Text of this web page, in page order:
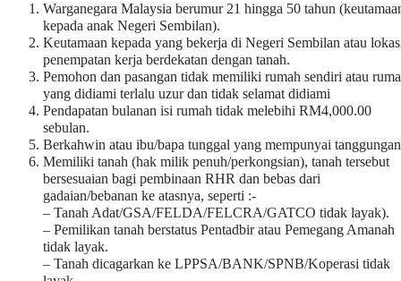
Warganegara Malaysia berumur 21 hingga 50 tahun
kepada anak Negeri Sembilan).
Keutamaan kepada yang bekerja di Negeri Sembilan atau
penempatan kerja berdekatan dengan tanah.
Pemohon dan pasangan tidak memiliki rumah sendiri atau
yang didiami terlalu uzur dan tidak selamat didiami
Pendapatan bulanan isi rumah tidak melebihi RM4,000.00
sebulan.
Berkahwin atau ibu/bapa tunggal yang mempunyai
Memiliki tanah (hak milik penuh/perkongsian), tanah tersebut
bersesuaian bagi pembinaan RHR dan bebas dari
gadaian/bebanan ke atasnya, seperti :-
– Tanah Adat/GSA/FELDA/FELCRA/GATCO tidak layak).
– Pemilikan tanah berstatus Pentadbir atau Pemegang Amanah
tidak layak.
– Tanah dicagarkan ke LPPSA/BANK/SPNB/Koperasi tidak